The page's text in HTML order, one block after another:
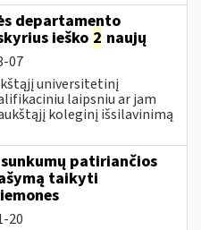
departamento
ieško 2 naujų
07
universitetinį
laipsniu ar jam
koleginį išsilavinimą
sunkumų patiriančios
taikyti
20